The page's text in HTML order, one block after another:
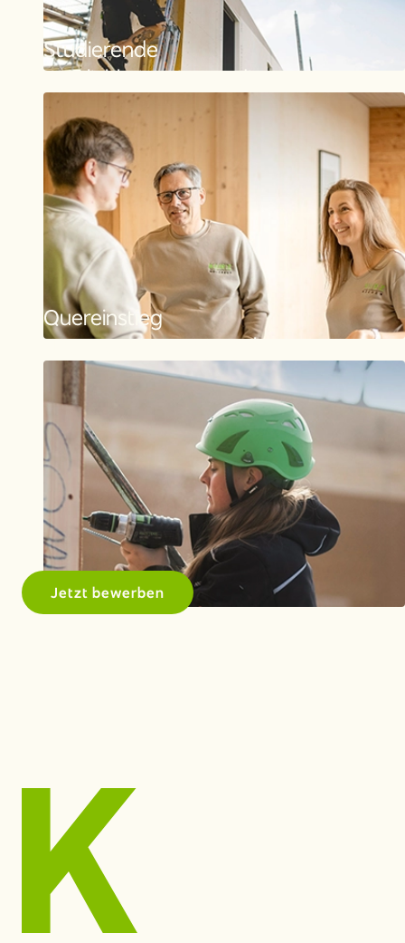
Studierende
Möglichkeiten im Studium
Quereinstieg
Neue Karrierewege gehen
Jetzt bewerben